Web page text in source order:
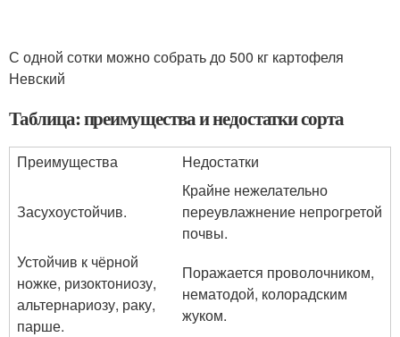
С одной сотки можно собрать до 500 кг картофеля
Невский
Таблица: преимущества и недостатки сорта
Преимущества Недостатки
Засухоустойчив.
Крайне нежелательно
переувлажнение непрогретой
почвы.
Устойчив к чёрной
ножке, ризоктониозу,
альтернариозу, раку,
парше.
Поражается проволочником,
нематодой, колорадским
жуком.